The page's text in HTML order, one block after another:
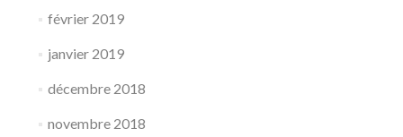
février 2019
janvier 2019
décembre 2018
novembre 2018